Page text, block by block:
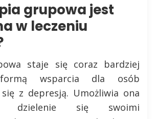
grupowa jest
w leczeniu
staje się coraz bardziej
wsparcia dla osób
się z depresją. Umożliwia ona
dzielenie się swoimi